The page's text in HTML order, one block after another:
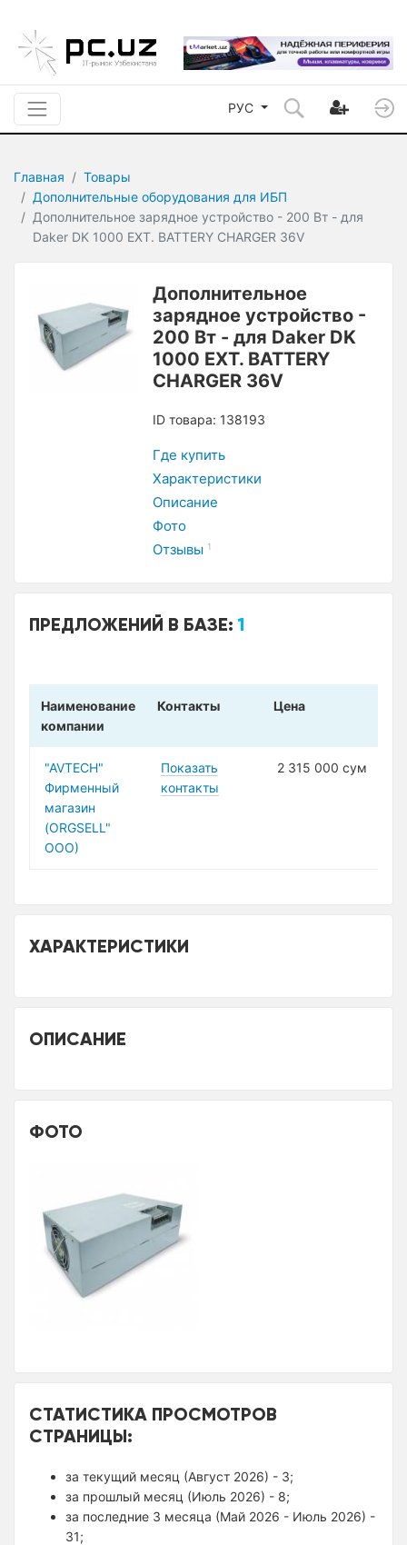
РУС
Главная
Товары
Дополнительные оборудования для ИБП
Дополнительное зарядное устройство - 200 Вт - для
Daker DK 1000 EXT. BATTERY CHARGER 36V
Дополнительное
зарядное устройство -
200 Вт - для Daker DK
1000 EXT. BATTERY
CHARGER 36V
ID товара: 138193
Где купить
Характеристики
Описание
Фото
Отзывы 1
ПРЕДЛОЖЕНИЙ В БАЗЕ:1
Наименование
компании
Контакты Цена
"AVTECH"
Фирменный
магазин
(ORGSELL"
ООО)
Показать
контакты
2 315 000 сум
ХАРАКТЕРИСТИКИ
ОПИСАНИЕ
ФОТО
СТАТИСТИКА ПРОСМОТРОВ
СТРАНИЦЫ:
за текущий месяц (Август 2026) - 3;
за прошлый месяц (Июль 2026) - 8;
за последние 3 месяца (Май 2026 - Июль 2026) -
31;